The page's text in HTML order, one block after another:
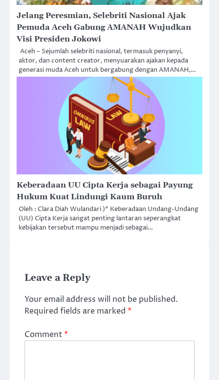
Jelang Peresmian, Selebriti Nasional Ajak
Pemuda Aceh Gabung AMANAH Wujudkan
Visi Presiden Jokowi
Aceh – Sejumlah selebriti nasional, termasuk penyanyi,
aktor, dan content creator, menyuarakan ajakan kepada
generasi muda Aceh untuk bergabung dengan AMANAH,…
Keberadaan UU Cipta Kerja sebagai Payung
Hukum Kuat Lindungi Kaum Buruh
Oleh : Clara Diah Wulandari )* Keberadaan Undang-Undang
(UU) Cipta Kerja sangat penting lantaran seperangkat
kebijakan tersebut mampu menjadi sebagai…
Leave a Reply
Your email address will not be published.
Required fields are marked *
Comment*